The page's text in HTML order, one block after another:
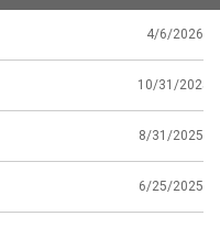
4/6/2026
10/31/2025
8/31/2025
6/25/2025